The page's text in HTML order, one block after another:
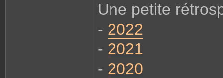
Une petite
- 2022
- 2021
- 2020